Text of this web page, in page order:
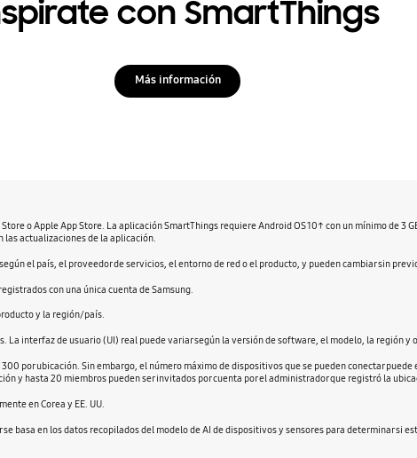
con SmartThings
Más información
o Apple App Store. La aplicación SmartThings requiere Android OS 10↑ con un mínimo de 3
las actualizaciones de la aplicación.
el país, el proveedor de servicios, el entorno de red o el producto, y pueden cambiar sin
con una única cuenta de Samsung.
y la región/país.
interfaz de usuario (UI) real puede variar según la versión de software, el modelo, la región y
por ubicación. Sin embargo, el número máximo de dispositivos que se pueden conectar
y hasta 20 miembros pueden ser invitados por cuenta por el administrador que registró la
en Corea y EE. UU.
basa en los datos recopilados del modelo de AI de dispositivos y sensores para determinar si